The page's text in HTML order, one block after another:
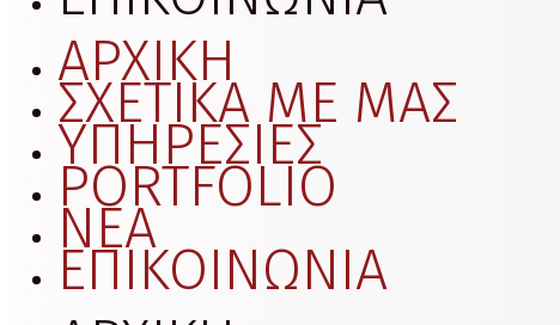
ΑΡΧΙΚΗ
ΣΧΕΤΙΚΑ ΜΕ ΜΑΣ
ΥΠΗΡΕΣΙΕΣ
PORTFOLIO
ΝΕΑ
ΕΠΙΚΟΙΝΩΝΙΑ